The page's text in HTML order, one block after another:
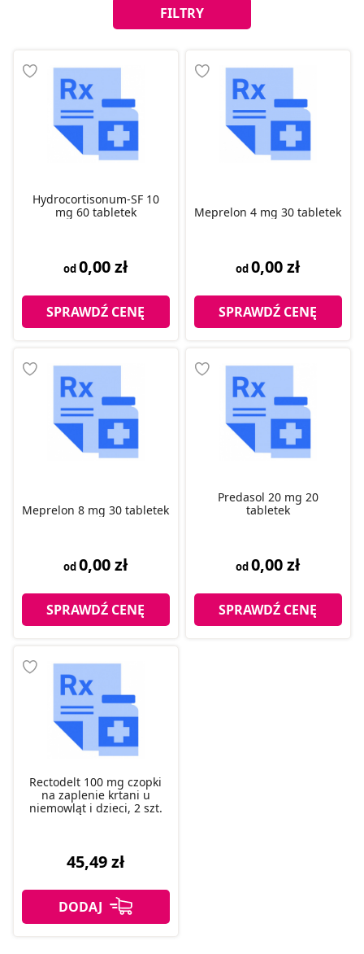
FILTRY
Hydrocortisonum-SF 10
mg 60 tabletek
od0,00 zł
SPRAWDŹ CENĘ
Meprelon 4 mg 30 tabletek
od0,00 zł
SPRAWDŹ CENĘ
Meprelon 8 mg 30 tabletek
od0,00 zł
SPRAWDŹ CENĘ
Predasol 20 mg 20
tabletek
od0,00 zł
SPRAWDŹ CENĘ
Rectodelt 100 mg czopki
na zaplenie krtani u
niemowląt i dzieci, 2 szt.
45,49 zł